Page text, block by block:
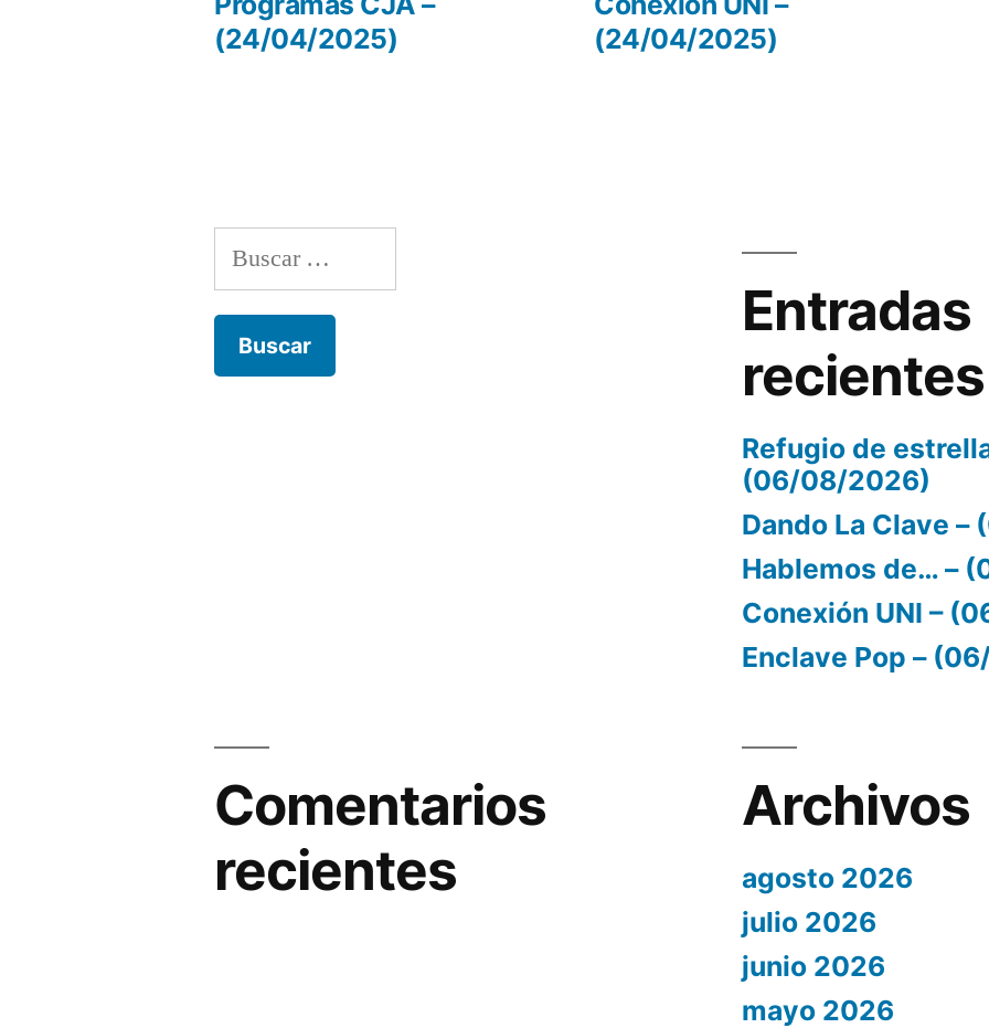
Navegación(24/04/2025)
(24/04/2025)
Buscar:
Entradas
recientes
Refugio de
(06/08/2026)
Dando La Clave
Hablemos de… –
Conexión UNI –
Enclave Pop –
Comentarios
recientes
Archivos
agosto 2026
julio 2026
junio 2026
mayo 2026